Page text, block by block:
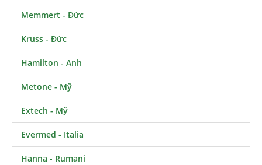
Memmert - Đức
Kruss - Đức
Hamilton - Anh
Metone - Mỹ
Extech - Mỹ
Evermed - Italia
Hanna - Rumani